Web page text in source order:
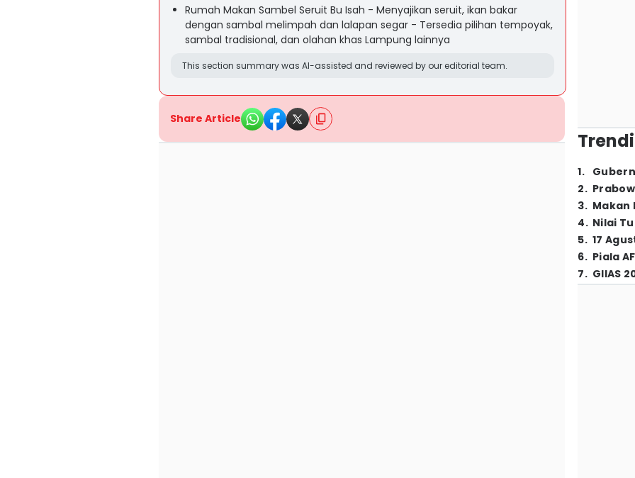
Rumah Makan Sambel Seruit Bu Isah - Menyajikan seruit, ikan bakar
dengan sambal melimpah dan lalapan segar - Tersedia pilihan tempoyak,
sambal tradisional, dan olahan khas Lampung lainnya
This section summary was AI-assisted and reviewed by our editorial team.
Share Article
1.
2.
3. Makan
4. Nilai
5. 17
6. Piala
7. GIIAS